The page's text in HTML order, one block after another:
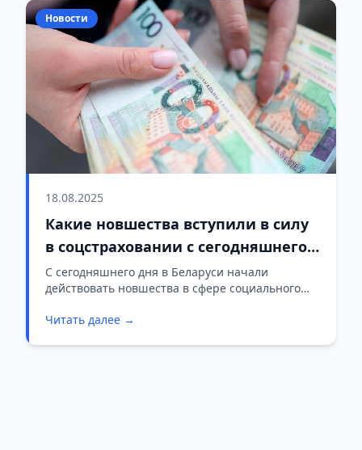
Новости
18.08.2025
Какие новшества вступили в силу
в соцстраховании с сегодняшнего
дня, рассказали в Минтруда
С сегодняшнего дня в Беларуси начали
действовать новшества в сфере социального
Читать далее →